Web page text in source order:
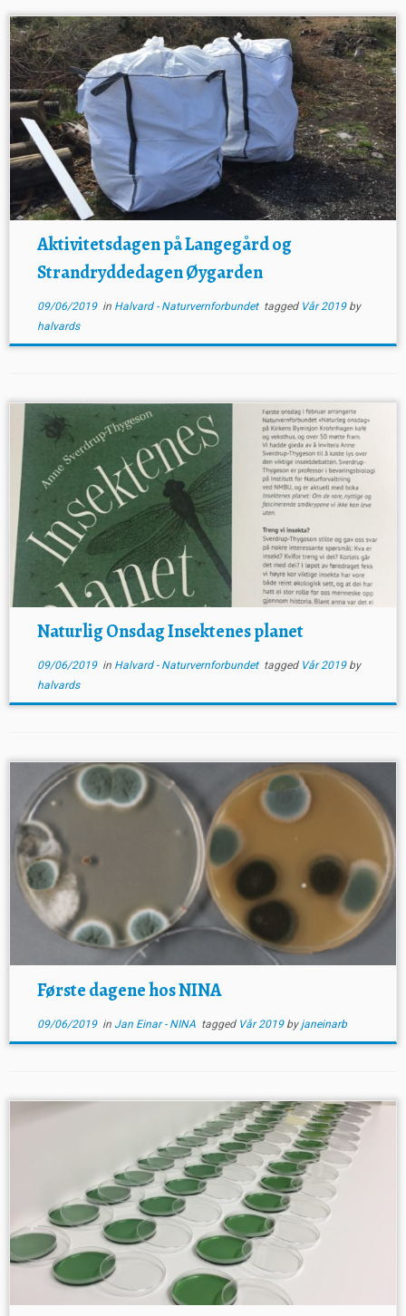
Aktivitetsdagen på Langegård og
Strandryddedagen Øygarden
09/06/2019in Halvard - Naturvernforbundet tagged Vår 2019 by
halvards
Naturlig Onsdag Insektenes planet
09/06/2019in Halvard - Naturvernforbundet tagged Vår 2019 by
halvards
Første dagene hos NINA
09/06/2019in Jan Einar - NINA tagged Vår 2019 by janeinarb